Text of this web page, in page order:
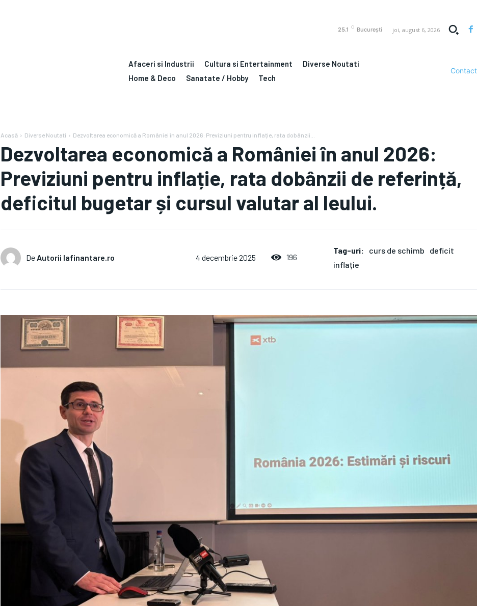
25.1 C București joi, august 6, 2026
Afaceri si Industrii Cultura si Entertainment
Diverse Noutati
Home & Deco
Sanatate / Hobby Tech
Contact
Acasă Diverse Noutati Dezvoltarea economică a României în anul 2026: Previziuni pentru inflație, rata dobânzii...
Dezvoltarea economică a României în anul 2026:
Previziuni pentru inflație, rata dobânzii de referință,
deficitul bugetar și cursul valutar al leului.
De Autorii Iafinantare.ro 4 decembrie 2025 196
Tag-uri: curs de schimb
deficit
inflație